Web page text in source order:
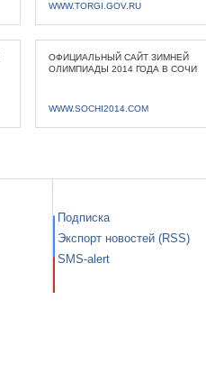
WWW.TORGI.GOV.RU
ОФИЦИАЛЬНЫЙ САЙТ ЗИМНЕЙ
ОЛИМПИАДЫ 2014 ГОДА В СОЧИ
WWW.SOCHI2014.COM
Подписка
Экспорт новостей (RSS)
SMS-alert